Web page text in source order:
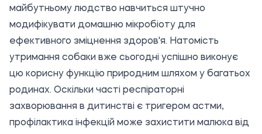
майбутньому людство навчиться штучно
модифікувати домашню мікробіоту для
ефективного зміцнення здоров'я. Натомість
утримання собаки вже сьогодні успішно виконує
цю корисну функцію природним шляхом у багатьох
родинах. Оскільки часті респіраторні
захворювання в дитинстві є тригером астми,
профілактика інфекцій може захистити малюка від